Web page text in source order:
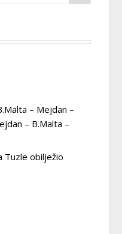
– Mejdan –
– B.Malta –
Tuzle obilježio